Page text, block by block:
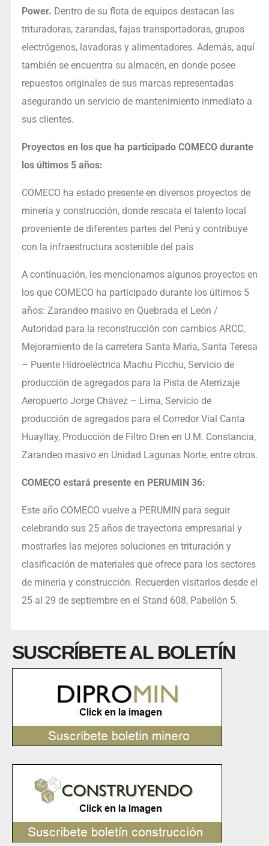
Power. Dentro de su flota de equipos destacan las
trituradoras, zarandas, fajas transportadoras, grupos
electrógenos, lavadoras y alimentadores. Además, aquí
también se encuentra su almacén, en donde posee
repuestos originales de sus marcas representadas
asegurando un servicio de mantenimiento inmediato a
sus clientes.
Proyectos en los que ha participado COMECO durante
los últimos 5 años:
COMECO ha estado presente en diversos proyectos de
minería y construcción, donde rescata el talento local
proveniente de diferentes partes del Perú y contribuye
con la infraestructura sostenible del país
A continuación, les mencionamos algunos proyectos en
los que COMECO ha participado durante los últimos 5
años: Zarandeo masivo en Quebrada el León /
Autoridad para la reconstrucción con cambios ARCC,
Mejoramiento de la carretera Santa Maria, Santa Teresa
– Puente Hidroeléctrica Machu Picchu, Servicio de
producción de agregados para la Pista de Aterrizaje
Aeropuerto Jorge Chávez – Lima, Servicio de
producción de agregados para el Corredor Vial Canta
Huayllay, Producción de Filtro Dren en U.M. Constancia,
Zarandeo masivo en Unidad Lagunas Norte, entre otros.
COMECO estará presente en PERUMIN 36:
Este año COMECO vuelve a PERUMIN para seguir
celebrando sus 25 años de trayectoria empresarial y
mostrarles las mejores soluciones en trituración y
clasificación de materiales que ofrece para los sectores
de minería y construcción. Recuerden visitarlos desde el
25 al 29 de septiembre en el Stand 608, Pabellón 5.
SUSCRÍBETE AL BOLETÍN